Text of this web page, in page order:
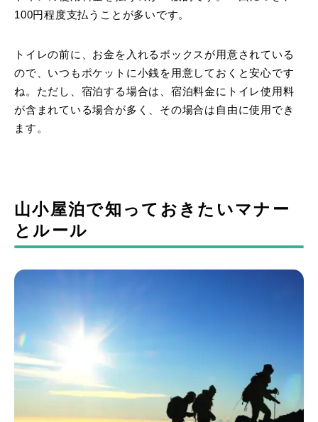
100円程度支払うことが多いです。
トイレの前に、お金を入れるボックスが用意されている
ので、いつもポケットに小銭を用意しておくと安心です
ね。ただし、宿泊する場合は、宿泊料金にトイレ使用料
が含まれている場合が多く、その場合は自由に使用でき
ます。
山小屋泊で知っておきたいマナー
とルール